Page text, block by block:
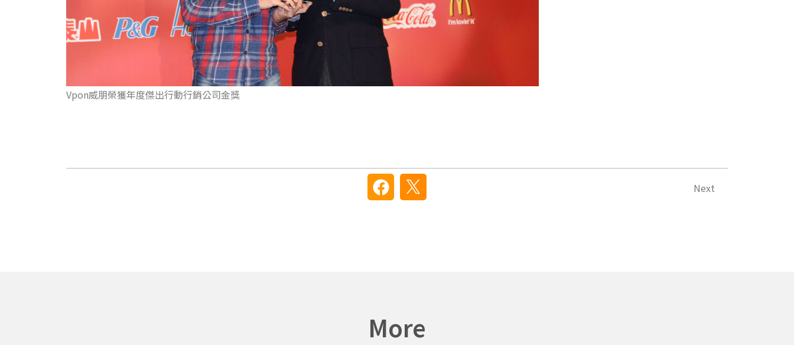
Vpon威朋榮獲年度傑出行動行銷公司金獎
Next
More